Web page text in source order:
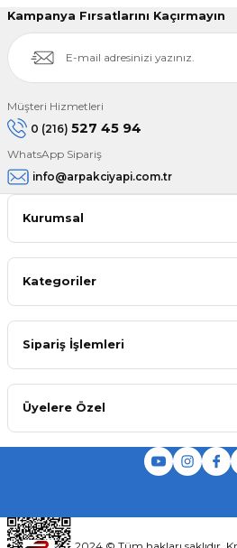
Kampanya Fırsatlarını Kaçırmayın
Müşteri Hizmetleri
0 (216) 527 45 94
WhatsApp Sipariş
info@arpakciyapi.com.tr
Kurumsal
Kategoriler
Sipariş İşlemleri
Üyelere Özel
2024 © Tüm hakları saklıdır.